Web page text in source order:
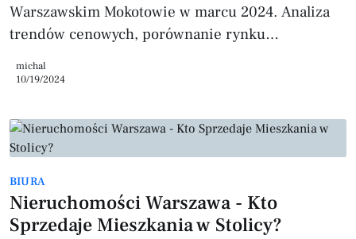
Warszawskim Mokotowie w marcu 2024. Analiza
trendów cenowych, porównanie rynku
wykorzystać narzędzia do wyceny online.
michal
10/19/2024
BIURA
Nieruchomości Warszawa - Kto
Sprzedaje Mieszkania w Stolicy?